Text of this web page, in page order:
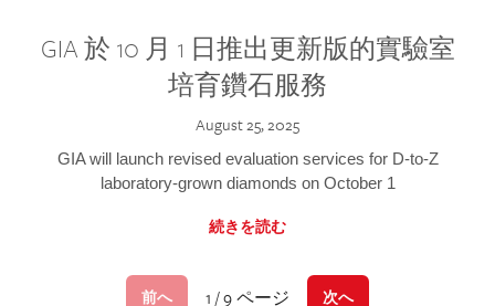
GIA 於 10 月 1 日推出更新版的實驗室
培育鑽石服務
August 25, 2025
GIA will launch revised evaluation services for D-to-Z
laboratory-grown diamonds on October 1
続きを読む
前へ 1 / 9 ページ 次へ